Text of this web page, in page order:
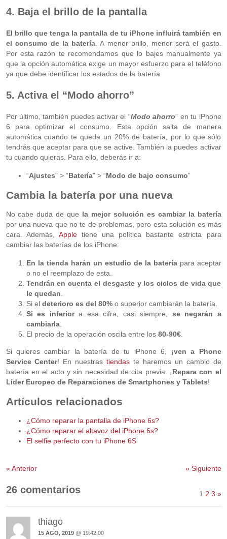
4. Baja el brillo de la pantalla
El brillo que tenga la pantalla de tu iPhone influirá también en
el consumo de la batería. A menor brillo, menor será el gasto.
Por esta razón te recomendamos que lo bajes manualmente ya
que la opción automática exige un mayor esfuerzo para el teléfono
ya que debe identificar los estados de la batería.
5. Activa el “Modo ahorro”
Por último, también puedes activar el “Modo ahorro” en tu iPhone
6 para optimizar el consumo. Esta opción salta de manera
automática cuando te queda un 20% de batería, por lo que sólo
tendrás que aceptar para que se active. También la puedes activar
tu cuando quieras. Para ello, deberás ir a:
“Ajustes” > “Batería” > “Modo de bajo consumo”
Cambia la batería por una nueva
No cabe duda de que la mejor solución es cambiar la batería
por una nueva que no te de problemas, pero esta solución es más
cara. Además, Appletiene una política bastante estricta para
cambiar las baterías de los iPhone:
En la tienda harán un estudio de la bateríapara aceptar
o no el reemplazo de esta.
Tendrán en cuenta el desgaste y los ciclos de vida que
le quedan.
Si el deterioro es del 80%o superior cambiarán la batería.
Si es inferiora esa cifra, casi siempre, se negarán a
cambiarla.
El precio de la operación oscila entre los 80-90€.
Si quieres cambiar la batería de tu iPhone 6, ¡ven a Phone
Service Center! En nuestrastiendas te haremos un cambio de
batería en el acto y sin necesidad de cita previa. ¡Repara con el
Líder Europeo de Reparaciones de Smartphones y Tablets!
Artículos relacionados
¿Cómo reparar la pantalla de iPhone 6s?
¿Cómo reparar el altavoz del iPhone 6s?
El selfie perfecto con tu iPhone 6S
« Anterior »Siguiente
26 comentarios 1 2 3 »
thiago
15 AGO, 2019@ 19:42:00